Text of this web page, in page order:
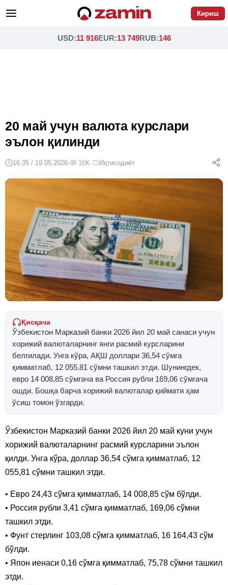
Кириш
USD:11 916EUR:13 749RUB:146
20 май учун валюта курслари
эълон қилинди
16:35 / 19.05.2026· 16K· Иқтисодиёт
Қисқача
Ўзбекистон Марказий банки 2026 йил 20 май санаси учун
хорижий валюталарнинг янги расмий курсларини
белгилади. Унга кўра, АҚШ доллари 36,54 сўмга
қимматлаб, 12 055,81 сўмни ташкил этди. Шунингдек,
евро 14 008,85 сўмгача ва Россия рубли 169,06 сўмгача
ошди. Бошқа барча хорижий валюталар қиймати ҳам
ўсиш томон ўзгарди.
Ўзбекистон Марказий банки 2026 йил 20 май куни учун
хорижий валюталарнинг расмий курсларини эълон
қилди. Унга кўра, доллар 36,54 сўмга қимматлаб, 12
055,81 сўмни ташкил этди.
• Евро 24,43 сўмга қимматлаб, 14 008,85 сўм бўлди.
• Россия рубли 3,41 сўмга қимматлаб, 169,06 сўмни
ташкил этди.
• Фунт стерлинг 103,08 сўмга қимматлаб, 16 164,43 сўм
бўлди.
• Япон иенаси 0,16 сўмга қимматлаб, 75,78 сўмни ташкил
этди.